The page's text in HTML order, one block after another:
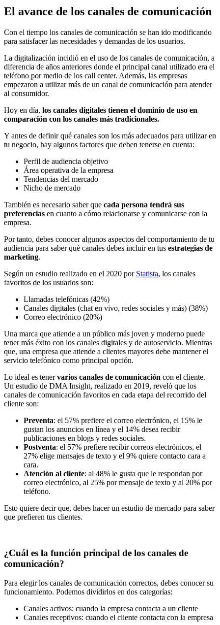
El avance de los canales de comunicación
Con el tiempo los canales de comunicación se han ido modificando
para satisfacer las necesidades y demandas de los usuarios.
La digitalización incidió en el uso de los canales de comunicación, a
diferencia de años anteriores donde el principal canal utilizado era el
teléfono por medio de los call center. Además, las empresas
empezaron a utilizar más de un canal de comunicación para atender
al consumidor.
Hoy en día, los canales digitales tienen el dominio de uso en
comparación con los canales más tradicionales.
Y antes de definir qué canales son los más adecuados para utilizar en
tu negocio, hay algunos factores que deben tenerse en cuenta:
Perfil de audiencia objetivo
Área operativa de la empresa
Tendencias del mercado
Nicho de mercado
También es necesario saber que cada persona tendrá sus
preferencias en cuanto a cómo relacionarse y comunicarse con la
empresa.
Por tanto, debes conocer algunos aspectos del comportamiento de tu
audiencia para saber qué canales debes incluir en tus estrategias de
marketing.
Según un estudio realizado en el 2020 por Statista, los canales
favoritos de los usuarios son:
Llamadas telefónicas (42%)
Canales digitales (chat en vivo, redes sociales y más) (38%)
Correo electrónico (20%)
Una marca que atiende a un público más joven y moderno puede
tener más éxito con los canales digitales y de autoservicio. Mientras
que, una empresa que atiende a clientes mayores debe mantener el
servicio telefónico como principal opción.
Lo ideal es tenervarios canales de comunicación con el cliente.
Un estudio de DMA Insight, realizado en 2019, reveló que los
canales de comunicación favoritos en cada etapa del recorrido del
cliente son:
Preventa: el 57% prefiere el correo electrónico, el 15% le
gustan los anuncios en línea y el 14% desea recibir
publicaciones en blogs y redes sociales.
Postventa: el 57% prefiere recibir correos electrónicos, el
27% elige mensajes de texto y el 9% quiere contacto cara a
cara.
Atención al cliente: al 48% le gusta que le respondan por
correo electrónico, al 25% por mensaje de texto y al 20% por
teléfono.
Esto quiere decir que, debes hacer un estudio de mercado para saber
que prefieren tus clientes.
¿Cuál es la función principal de los canales de
comunicación?
Para elegir los canales de comunicación correctos, debes conocer su
funcionamiento. Podemos dividirlos en dos categorías:
Canales activos: cuando la empresa contacta a un cliente
Canales receptivos: cuando el cliente contacta con la empresa